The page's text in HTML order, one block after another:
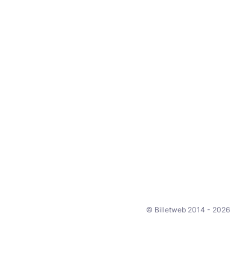
© Billetweb 2014 - 2026